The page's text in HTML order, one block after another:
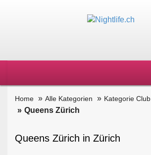
Home Alle Kategorien Kategorie Club
Queens Zürich
Queens Zürich in Zürich